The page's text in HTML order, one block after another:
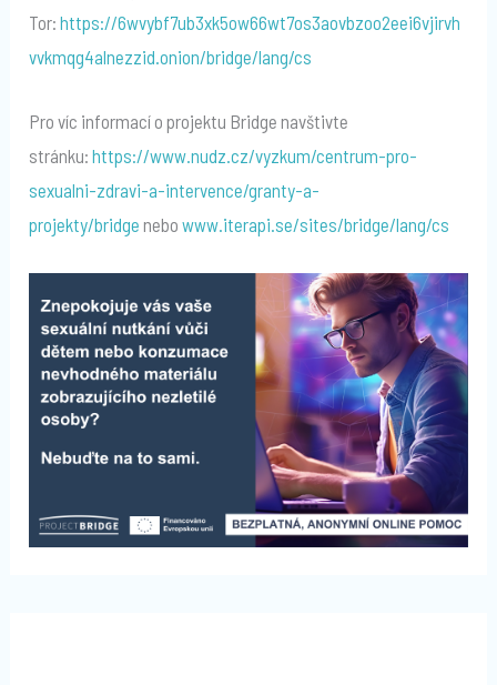
Tor:https://6wvybf7ub3xk5ow66wt7os3aovbzoo2eei6vjirvh
vvkmqg4alnezzid.onion/bridge/lang/cs
Pro víc informací o projektu Bridge navštivte
stránku:https://www.nudz.cz/vyzkum/centrum-pro-
sexualni-zdravi-a-intervence/granty-a-
projekty/bridge nebowww.iterapi.se/sites/bridge/lang/cs